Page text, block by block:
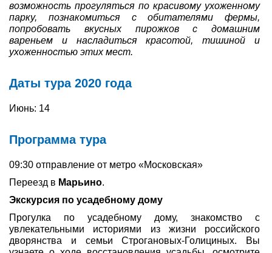
Поиск тура
Туры по России
Авиабилеты
Туристическая страховка
Услуги
О компании
возможность прогуляться по красивому ухоженному
парку, познакомиться с обитателями фермы,
попробовать вкусных пирожков с домашним
вареньем и насладиться красотой, тишиной и
ухоженностью этих мест.
Даты тура 2020 года
Июнь: 14
Программа тура
09:30 отправление от метро «Московская»
Переезд в Марьино.
Экскурсия по усадебному дому
Прогулка по усадебному дому, знакомство с
увлекательными историями из жизни российского
дворянства и семьи Строгановых-Голициных. Вы